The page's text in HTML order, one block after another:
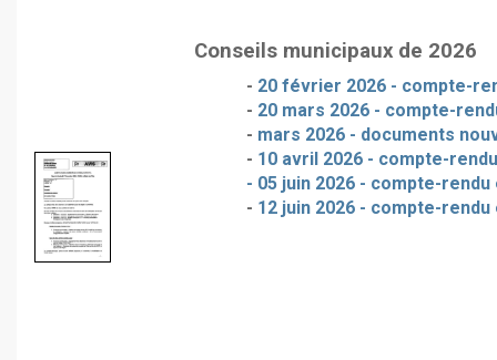
Conseils municipaux de 2026
- 20 février 2026 - compte-
- 20 mars 2026 - compte-
- mars 2026 - documents
- 10 avril 2026 - compte-
- 05 juin 2026 - compte-
- 12 juin 2026 - compte-